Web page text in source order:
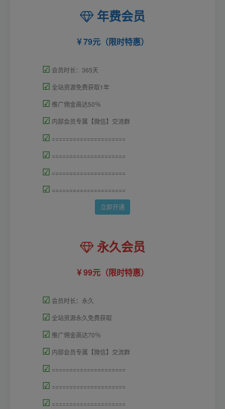
年费会员
79元（限时特惠）
☑ 会员时长：365天
☑ 全站资源免费获取1年
☑ 推广佣金高达50％
☑ 内部会员专属【微信】交流群
☑ =====================
☑ =====================
☑ =====================
☑ =====================
立即开通
永久会员
99元（限时特惠）
☑ 会员时长：永久
☑ 全站资源永久免费获取
☑ 推广佣金高达70％
☑ 内部会员专属【微信】交流群
☑ =====================
☑ =====================
☑ =====================